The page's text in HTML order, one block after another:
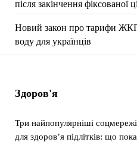
після закінчення фіксованої
Новий закон про тарифи
воду для українців
Здоров'я
Три найпопулярніші
для здоров’я підлітків: що